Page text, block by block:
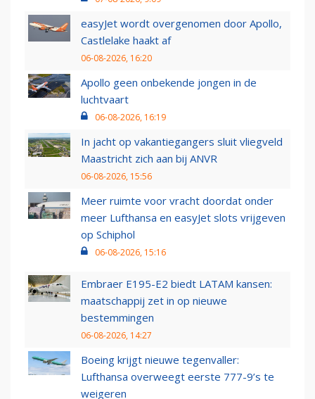
easyJet wordt overgenomen door Apollo,
Castlelake haakt af
06-08-2026, 16:20
Apollo geen onbekende jongen in de
luchtvaart
06-08-2026, 16:19
In jacht op vakantiegangers sluit vliegveld
Maastricht zich aan bij ANVR
06-08-2026, 15:56
Meer ruimte voor vracht doordat onder
meer Lufthansa en easyJet slots vrijgeven
op Schiphol
06-08-2026, 15:16
Embraer E195-E2 biedt LATAM kansen:
maatschappij zet in op nieuwe
bestemmingen
06-08-2026, 14:27
Boeing krijgt nieuwe tegenvaller:
Lufthansa overweegt eerste 777-9’s te
weigeren